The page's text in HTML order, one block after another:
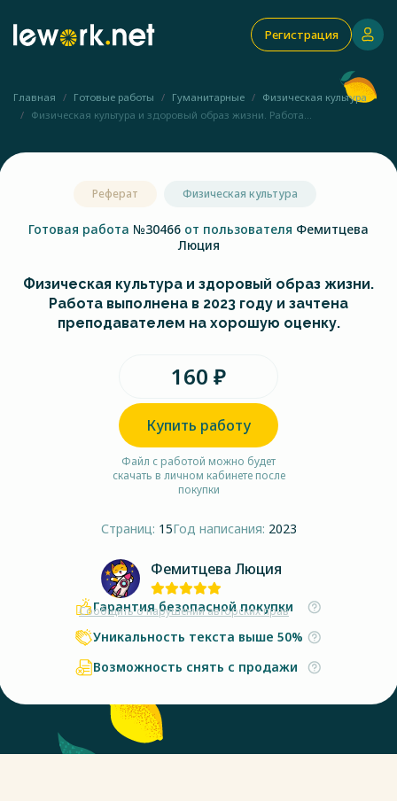
Регистрация
Главная Готовые работы Гуманитарные
Физическая культура
Физическая культура и здоровый образ жизни. Работа...
Реферат Физическая культура
Готовая работа №30466 от пользователя Фемитцева
Люция
Физическая культура и здоровый образ жизни.
Работа выполнена в 2023 году и зачтена
преподавателем на хорошую оценку.
160 ₽
Купить работу
Файл с работой можно будет
скачать в личном кабинете после
покупки
Страниц: 15Год написания: 2023
Фемитцева Люция
Сообщить о нарушении авторских прав
Гарантия безопасной покупки
Уникальность текста выше 50%
Возможность снять с продажи